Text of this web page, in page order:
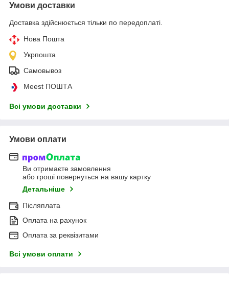
Умови доставки
Доставка здійснюється тільки по передоплаті.
Нова Пошта
Укрпошта
Самовывоз
Meest ПОШТА
Всі умови доставки
Умови оплати
Ви отримаєте замовлення
або гроші повернуться на вашу картку
Детальніше
Післяплата
Оплата на рахунок
Оплата за реквізитами
Всі умови оплати